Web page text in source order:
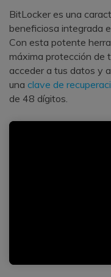
BitLocker es una
beneficiosa integrada
Con esta potente
máxima protección de
acceder a tus datos y
una clave de
de 48 dígitos.